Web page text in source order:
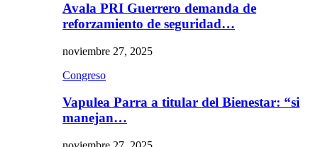
Avala PRI Guerrero demanda de
reforzamiento de seguridad…
noviembre 27, 2025
Congreso
Vapulea Parra a titular del Bienestar: “si
manejan…